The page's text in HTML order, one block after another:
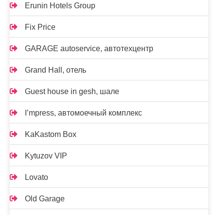
Erunin Hotels Group
Fix Price
GARAGE autoservice, автотехцентр
Grand Hall, отель
Guest house in gesh, шале
I’mpress, автомоечный комплекс
KaKastom Box
Kytuzov VIP
Lovato
Old Garage